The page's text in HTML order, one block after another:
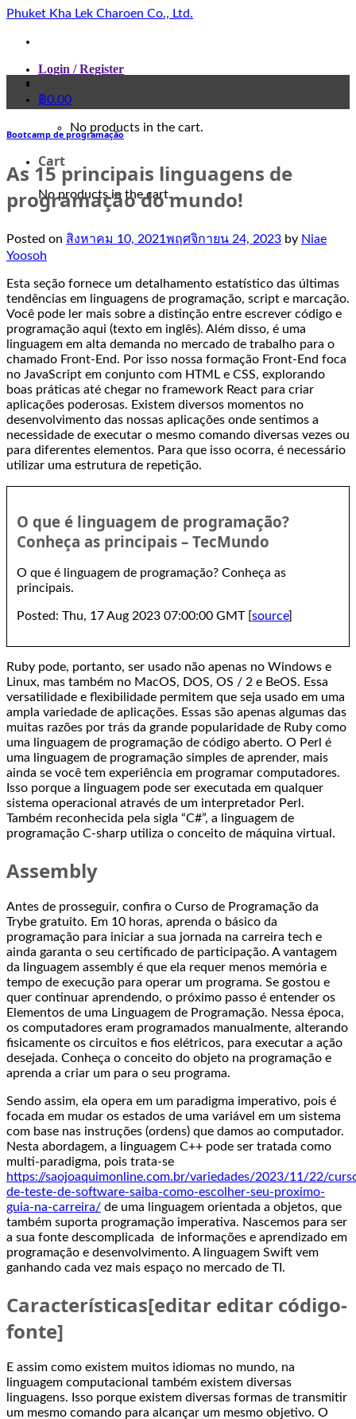
Skip
content
Phuket Kha Lek Charoen Co., Ltd.
Login / Register
฿0.00
No products in the cart.
Cart
No products in the cart.
Bootcamp de programação
As 15 principais linguagens de
programação do mundo!
Posted on สิงหาคม 10, 2021 พฤศจิกายน 24, 2023 by Niae
Yoosoh
Esta seção fornece um detalhamento estatístico das últimas
tendências em linguagens de programação, script e marcação.
Você pode ler mais sobre a distinção entre escrever código e
programação aqui (texto em inglês). Além disso, é uma
linguagem em alta demanda no mercado de trabalho para o
chamado Front-End. Por isso nossa formação Front-End foca
no JavaScript em conjunto com HTML e CSS, explorando
boas práticas até chegar no framework React para criar
aplicações poderosas. Existem diversos momentos no
desenvolvimento das nossas aplicações onde sentimos a
necessidade de executar o mesmo comando diversas vezes ou
para diferentes elementos. Para que isso ocorra, é necessário
utilizar uma estrutura de repetição.
O que é linguagem de programação?
Conheça as principais – TecMundo
O que é linguagem de programação? Conheça as
principais.
Posted: Thu, 17 Aug 2023 07:00:00 GMT [source]
Ruby pode, portanto, ser usado não apenas no Windows e
Linux, mas também no MacOS, DOS, OS / 2 e BeOS. Essa
versatilidade e flexibilidade permitem que seja usado em uma
ampla variedade de aplicações. Essas são apenas algumas das
muitas razões por trás da grande popularidade de Ruby como
uma linguagem de programação de código aberto. O Perl é
uma linguagem de programação simples de aprender, mais
ainda se você tem experiência em programar computadores.
Isso porque a linguagem pode ser executada em qualquer
sistema operacional através de um interpretador Perl.
Também reconhecida pela sigla “C#”, a linguagem de
programação C-sharp utiliza o conceito de máquina virtual.
Assembly
Antes de prosseguir, confira o Curso de Programação da
Trybe gratuito. Em 10 horas, aprenda o básico da
programação para iniciar a sua jornada na carreira tech e
ainda garanta o seu certificado de participação. A vantagem
da linguagem assembly é que ela requer menos memória e
tempo de execução para operar um programa. Se gostou e
quer continuar aprendendo, o próximo passo é entender os
Elementos de uma Linguagem de Programação. Nessa época,
os computadores eram programados manualmente, alterando
fisicamente os circuitos e fios elétricos, para executar a ação
desejada. Conheça o conceito do objeto na programação e
aprenda a criar um para o seu programa.
Sendo assim, ela opera em um paradigma imperativo, pois é
focada em mudar os estados de uma variável em um sistema
com base nas instruções (ordens) que damos ao computador.
Nesta abordagem, a linguagem C++ pode ser tratada como
multi-paradigma, pois trata-se
https://saojoaquimonline.com.br/variedades/2023/11/22/
de-teste-de-software-saiba-como-escolher-seu-proximo-
guia-na-carreira/ de uma linguagem orientada a objetos, que
também suporta programação imperativa. Nascemos para ser
a sua fonte descomplicada de informações e aprendizado em
programação e desenvolvimento. A linguagem Swift vem
ganhando cada vez mais espaço no mercado de TI.
Características[editar editar código-
fonte]
E assim como existem muitos idiomas no mundo, na
linguagem computacional também existem diversas
linguagens. Isso porque existem diversas formas de transmitir
um mesmo comando para alcançar um mesmo objetivo. O